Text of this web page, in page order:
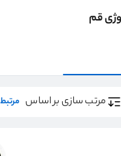
قم
مرتب سازی بر اساس